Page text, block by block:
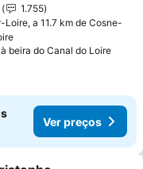
1.755
a 11.7 km de Cosne-
beira do Canal do Loire
Ver preços